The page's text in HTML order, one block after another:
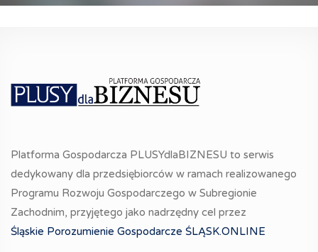
Platforma Gospodarcza PLUSYdlaBIZNESU to serwis
dedykowany dla przedsiębiorców w ramach realizowanego
Programu Rozwoju Gospodarczego w Subregionie
Zachodnim, przyjętego jako nadrzędny cel przez
Śląskie Porozumienie Gospodarcze ŚLĄSK.ONLINE